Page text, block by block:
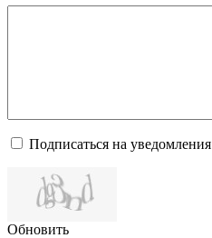
Подписаться на
Обновить